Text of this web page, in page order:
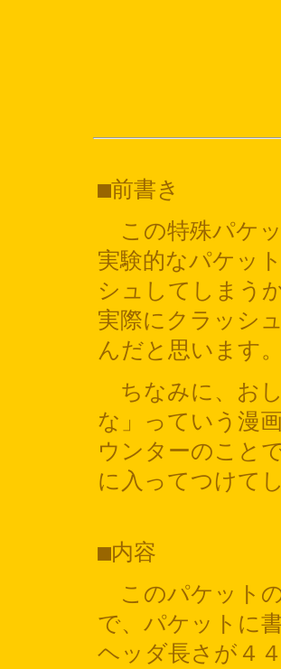
■前書き
この特殊パケ
実験的なパケッ
シュしてしまう
実際にクラッシ
んだと思います。
ちなみに、お
な」っていう漫
ウンターのこと
に入ってつけて
■内容
このパケット
で、パケットに
ヘッダ長さが４